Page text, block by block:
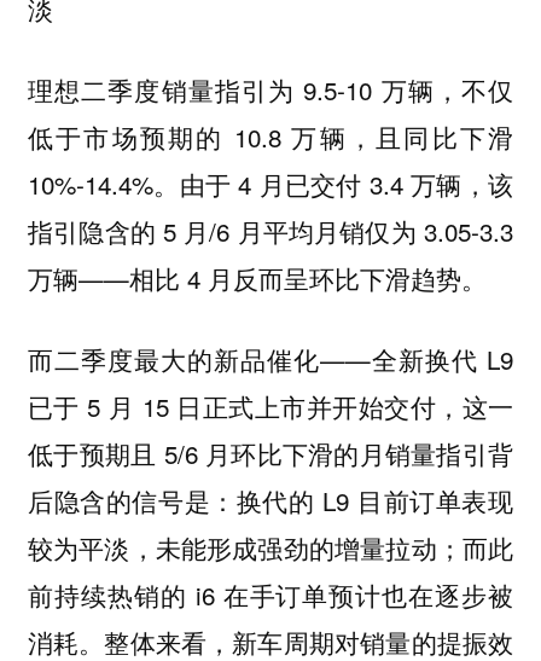
淡
理想二季度销量指引为 9.5-10 万辆，不仅
低于市场预期的 10.8 万辆，且同比下滑
10%-14.4%。由于 4 月已交付 3.4 万辆，该
指引隐含的 5 月/6 月平均月销仅为 3.05-3.3
万辆——相比 4 月反而呈环比下滑趋势。
而二季度最大的新品催化——全新换代 L9
已于 5 月 15 日正式上市并开始交付，这一
低于预期且 5/6 月环比下滑的月销量指引背
后隐含的信号是：换代的 L9 目前订单表现
较为平淡，未能形成强劲的增量拉动；而此
前持续热销的 i6 在手订单预计也在逐步被
消耗。整体来看，新车周期对销量的提振效